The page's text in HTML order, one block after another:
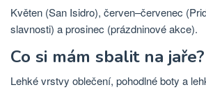
Květen (San Isidro), červen–červenec
slavnosti) a prosinec (prázdninové akce).
Co si mám sbalit na jaře?
Lehké vrstvy oblečení, pohodlné boty a